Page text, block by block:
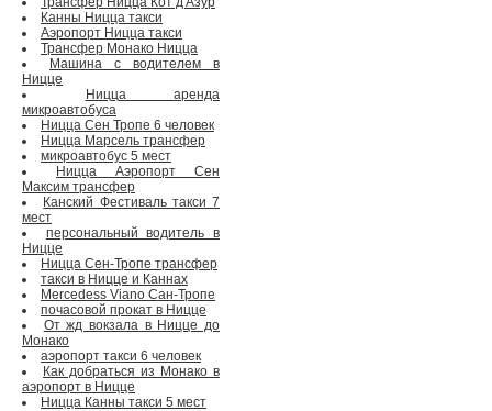
Канны Ницца такси
Аэропорт Ницца такси
Трансфер Монако Ницца
Машина с водителем в
Ницце
Ницца аренда
микроавтобуса
Ницца Сен Тропе 6 человек
Ницца Марсель трансфер
микроавтобус 5 мест
Ницца Аэропорт Сен
Максим трансфер
Канский Фестиваль такси 7
мест
персональный водитель в
Ницце
Ницца Сен-Тропе трансфер
такси в Ницце и Каннах
Mercedess Viano Сан-Тропе
почасовой прокат в Ницце
От жд вокзала в Ницце до
Монако
аэропорт такси 6 человек
Как добраться из Монако в
аэропорт в Ницце
Ницца Канны такси 5 мест